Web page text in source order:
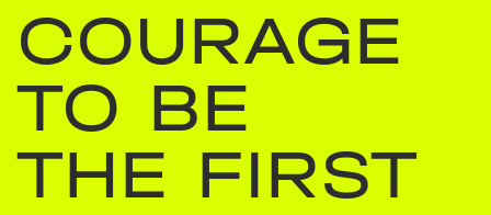
COURAGE
TO BE
THE FIRST